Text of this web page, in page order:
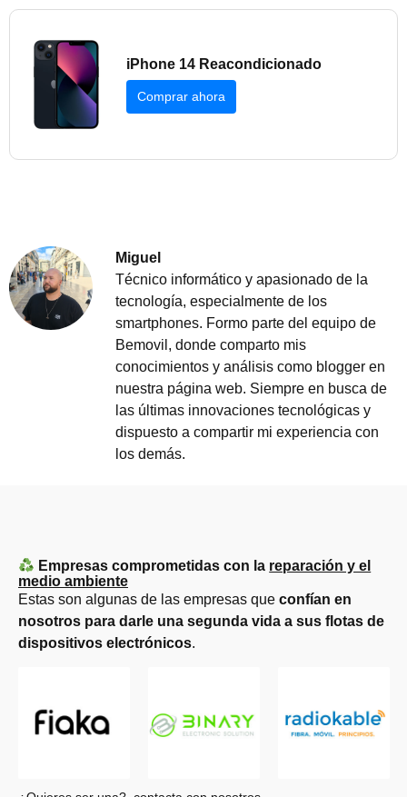
iPhone 14 Reacondicionado
Comprar ahora
Miguel
Técnico informático y apasionado de la
tecnología, especialmente de los
smartphones. Formo parte del equipo de
Bemovil, donde comparto mis
conocimientos y análisis como blogger en
nuestra página web. Siempre en busca de
las últimas innovaciones tecnológicas y
dispuesto a compartir mi experiencia con
los demás.
Empresas comprometidas con la reparación y el
medio ambiente
Estas son algunas de las empresas que confían en
nosotros para darle una segunda vida a sus flotas de
dispositivos electrónicos.